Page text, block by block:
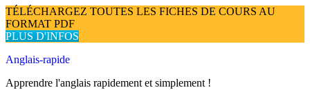
TÉLÉCHARGEZ TOUTES LES FICHES DE COURS AU
FORMAT PDF
PLUS D'INFOS
Skip
content
Anglais-rapide
Apprendre l'anglais rapidement et simplement !